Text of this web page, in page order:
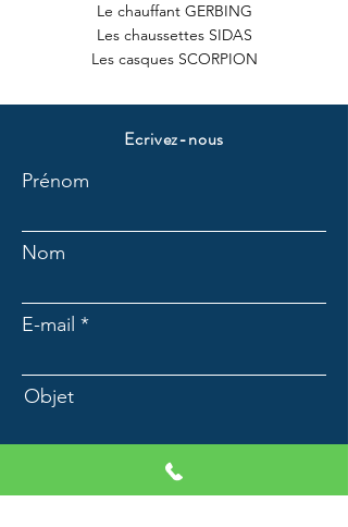
Le chauffant GERBING
Les chaussettes SIDAS
Les casques SCORPION
Ecrivez-nous
Prénom
Nom
E-mail
Objet